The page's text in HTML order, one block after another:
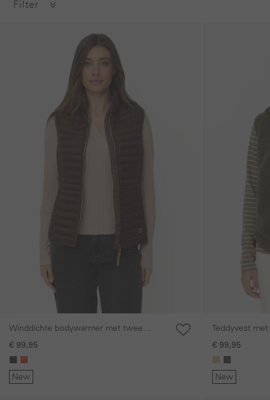
Filter
Winddichte bodywarmer met twee
binnenzakken
€ 99,95
New
Teddyvest
€ 99,95
New